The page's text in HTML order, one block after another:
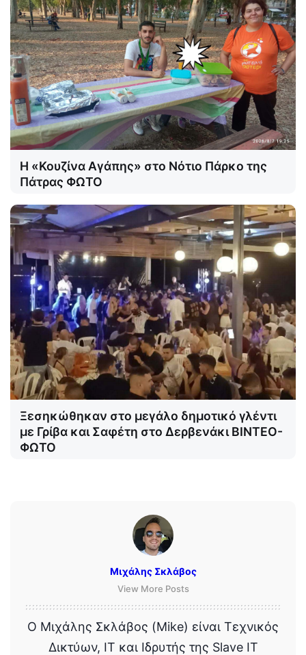
Η «Κουζίνα Αγάπης» στο Νότιο Πάρκο της
Πάτρας ΦΩΤΟ
Ξεσηκώθηκαν στο μεγάλο δημοτικό γλέντι
με Γρίβα και Σαφέτη στο Δερβενάκι ΒΙΝΤΕΟ-
ΦΩΤΟ
Μιχάλης Σκλάβος
View More Posts
Ο Μιχάλης Σκλάβος (Mike) είναι Τεχνικός
Δικτύων, IT και Ιδρυτής της Slave IT